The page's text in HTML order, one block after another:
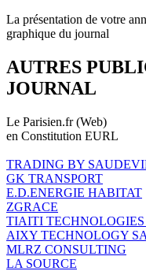
La présentation de votre
graphique du journal
AUTRES
JOURNAL
Le Parisien.fr (Web)
en Constitution EURL
TRADING BY
GK TRANSPORT
E.D.ENERGIE HABITAT
ZGRACE
TIAITI
AIXY TECHNOLOGY
MLRZ CONSULTING
LA SOURCE